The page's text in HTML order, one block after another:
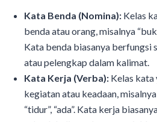
Kata Benda (Nomina): Kelas
benda atau orang, misalnya
Kata benda biasanya berfungsi
atau pelengkap dalam kalimat.
Kata Kerja (Verba): Kelas kata
kegiatan atau keadaan, misalnya
“tidur”, “ada”. Kata kerja